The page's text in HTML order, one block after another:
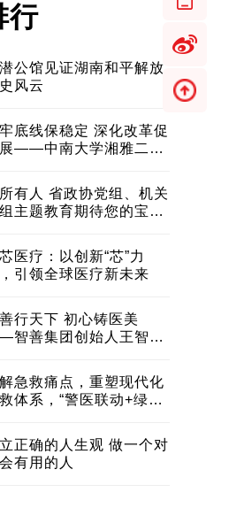
行
公馆见证湖南和平解放
风云
线保稳定 深化改革促
——中南大学湘雅二医
有人 省政协党组、机关
主题教育期待您的宝贵
医疗：以创新“芯”力
引领全球医疗新未来
天下 初心铸医美
善集团创始人王智带
医美产业良性生态圈
急救痛点，重塑现代化
体系，“警医联动+绿波
正确的人生观 做一个对
有用的人